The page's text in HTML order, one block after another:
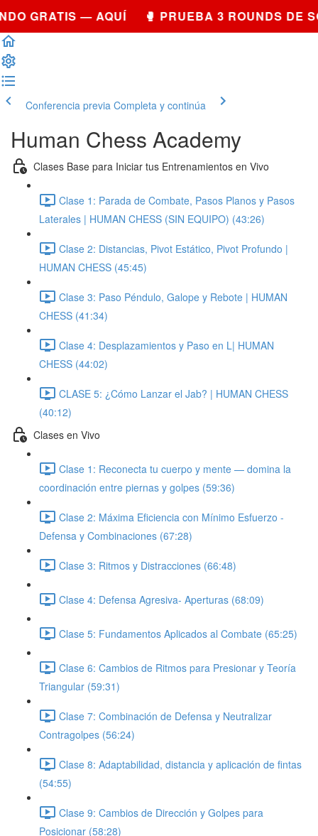
GRATIS — AQUÍ 🥊 PRUEBA 3 ROUNDS DE
Conferencia previa Completa y continúa
Human Chess Academy
Clases Base para Iniciar tus Entrenamientos en Vivo
Clase 1: Parada de Combate, Pasos Planos y Pasos
Laterales | HUMAN CHESS (SIN EQUIPO) (43:26)
Clase 2: Distancias, Pivot Estático, Pivot Profundo |
HUMAN CHESS (45:45)
Clase 3: Paso Péndulo, Galope y Rebote | HUMAN
CHESS (41:34)
Clase 4: Desplazamientos y Paso en L| HUMAN
CHESS (44:02)
CLASE 5: ¿Cómo Lanzar el Jab? | HUMAN CHESS
(40:12)
Clases en Vivo
Clase 1: Reconecta tu cuerpo y mente — domina la
coordinación entre piernas y golpes (59:36)
Clase 2: Máxima Eficiencia con Mínimo Esfuerzo -
Defensa y Combinaciones (67:28)
Clase 3: Ritmos y Distracciones (66:48)
Clase 4: Defensa Agresiva- Aperturas (68:09)
Clase 5: Fundamentos Aplicados al Combate (65:25)
Clase 6: Cambios de Ritmos para Presionar y Teoría
Triangular (59:31)
Clase 7: Combinación de Defensa y Neutralizar
Contragolpes (56:24)
Clase 8: Adaptabilidad, distancia y aplicación de fintas
(54:55)
Clase 9: Cambios de Dirección y Golpes para
Posicionar (58:28)